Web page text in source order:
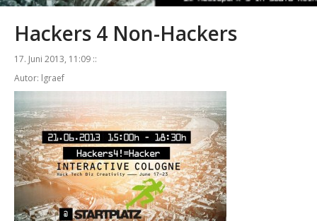
Hackers 4 Non-Hackers
17. Juni 2013, 11:09 ::
Autor: lgraef